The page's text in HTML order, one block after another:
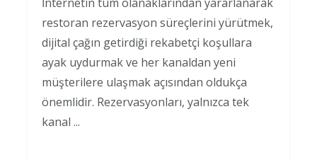
restoran rezervasyon süreçlerini yürütmek,
dijital çağın getirdiği rekabetçi koşullara
ayak uydurmak ve her kanaldan yeni
müşterilere ulaşmak açısından oldukça
önemlidir. Rezervasyonları, yalnızca tek
kanal ...